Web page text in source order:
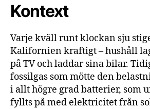
Kontext
Varje kväll runt klockan sju
Kalifornien kraftigt – hushåll
på TV och laddar sina bilar.
fossilgas som mötte den
i allt högre grad batterier, som
fyllts på med elektricitet från